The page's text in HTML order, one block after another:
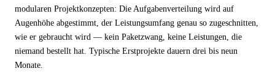
modularen Projektkonzepten: Die Aufgabenverteilung wird auf
Augenhöhe abgestimmt, der Leistungsumfang genau so zugeschnitten,
wie er gebraucht wird — kein Paketzwang, keine Leistungen, die
niemand bestellt hat. Typische Erstprojekte dauern drei bis neun
Monate.